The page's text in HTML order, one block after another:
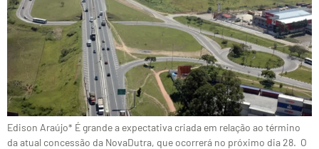
Edison Araújo* É grande a expectativa criada em relação ao término
da atual concessão da NovaDutra, que ocorrerá no próximo dia 28. O